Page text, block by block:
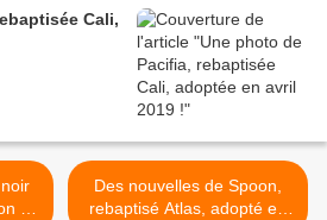
Cali,
->
Des nouvelles de Spoon,
rebaptisé Atlas, adopté en